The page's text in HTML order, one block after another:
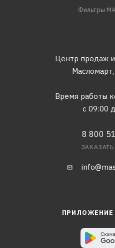
Фильтры
Центр продаж
Масломарт,
Время работы
с 09:00
8 800